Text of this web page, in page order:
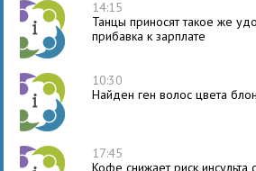
14:15
Танцы приносят такое же
прибавка к зарплате
10:30
Найден ген волос цвета
17:45
Кофе снижает риск инсульта